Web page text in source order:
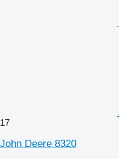
17
John Deere 8320